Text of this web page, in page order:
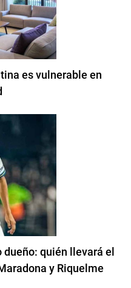
es vulnerable en
quién llevará el
y Riquelme